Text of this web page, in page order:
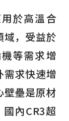
於高溫合
域，受益於
等需求增
需求快速增
壁壘是原材
內CR3超